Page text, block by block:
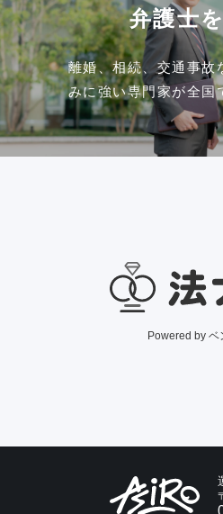
弁護士
離婚、相続、交通事故
みに強い専門家が全国
Powered by ベ